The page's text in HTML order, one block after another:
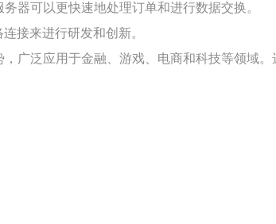
器可以更快速地处理订单和进行数据交换。
接来进行研发和创新。
广泛应用于金融、游戏、电商和科技等领域